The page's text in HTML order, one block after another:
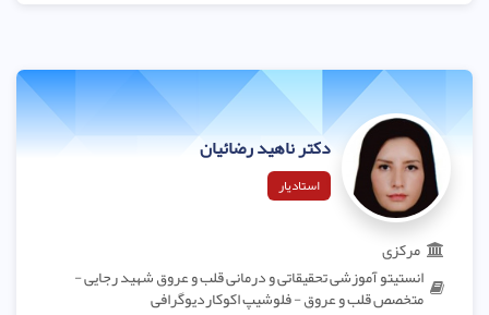
دکتر ناهید رضائیان
استادیار
مرکزی
انستیتو آموزشی تحقیقاتی و درمانی قلب و عروق شهید رجایی -
متخصص قلب و عروق - فلوشیپ اکوکاردیوگرافی